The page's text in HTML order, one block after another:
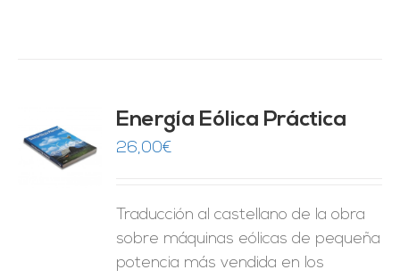
Energía Eólica Práctica
26,00€
Traducción al castellano de la obra
sobre máquinas eólicas de pequeña
potencia más vendida en los